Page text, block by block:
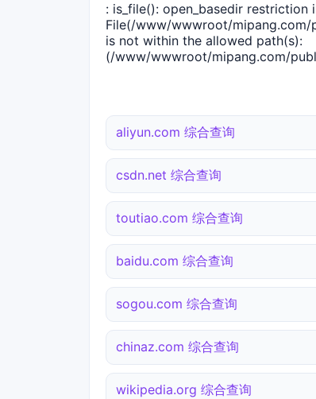
: is_file(): open_basedir restriction
File(/www/wwwroot/mipang.com/
is not within the allowed path(s):
(/www/wwwroot/mipang.com/
aliyun.com 综合查询
csdn.net 综合查询
toutiao.com 综合查询
baidu.com 综合查询
sogou.com 综合查询
chinaz.com 综合查询
wikipedia.org 综合查询